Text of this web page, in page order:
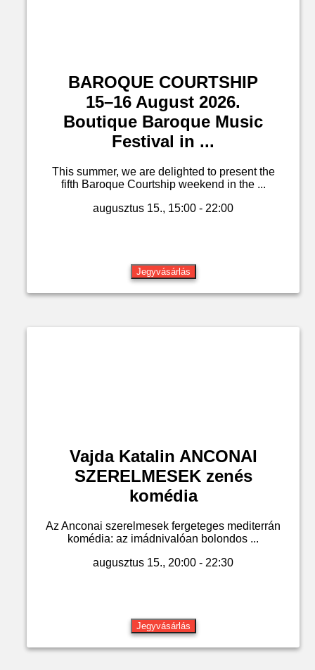
BAROQUE COURTSHIP
15–16 August 2026.
Boutique Baroque Music
Festival in ...
This summer, we are delighted to present the
fifth Baroque Courtship weekend in the ...
augusztus 15., 15:00 - 22:00
Jegyvásárlás
Vajda Katalin ANCONAI
SZERELMESEK zenés
komédia
Az Anconai szerelmesek fergeteges mediterrán
komédia: az imádnivalóan bolondos ...
augusztus 15., 20:00 - 22:30
Jegyvásárlás